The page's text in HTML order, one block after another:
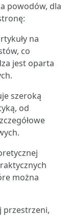
powodów, dla
na
co
jest oparta
szeroką
od
można
przestrzeni,